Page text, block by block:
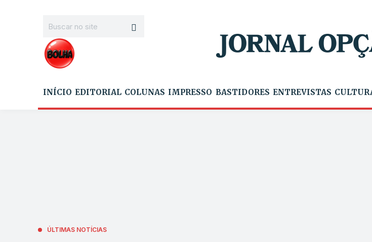
INÍCIO EDITORIAL COLUNAS IMPRESSO BASTIDORES ENTREVISTAS
ÚLTIMAS NOTÍCIAS